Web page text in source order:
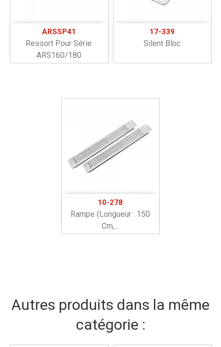
ARSSP41
Ressort Pour Série
ARS160/180
17-339
Silent Bloc
10-278
Rampe (longueur : 150
Cm,...
Autres produits dans la même
catégorie :